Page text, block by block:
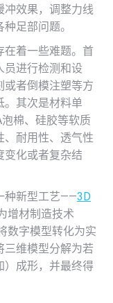
冲效果，调整力线
足部问题。
在着一些难题。首
员进行检测和设
或者倒模注塑等方
。其次是材料单
棉、硅胶等软质
、耐用性、透气性
变化或者复杂结
种新型工艺——3D
增材制造技术
数字模型转化为实
三维模型分解为若
）成形，并最终得